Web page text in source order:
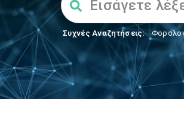
Συχνές Αναζητήσεις: